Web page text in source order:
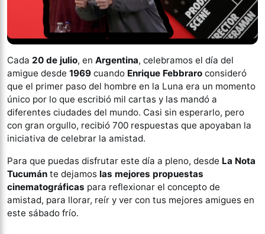
Cada 20 de julio, en Argentina, celebramos el día del
amigue desde 1969 cuando Enrique Febbraro consideró
que el primer paso del hombre en la Luna era un momento
único por lo que escribió mil cartas y las mandó a
diferentes ciudades del mundo. Casi sin esperarlo, pero
con gran orgullo, recibió 700 respuestas que apoyaban la
iniciativa de celebrar la amistad.
Para que puedas disfrutar este día a pleno, desde La Nota
Tucumán te dejamos las mejores propuestas
cinematográficas para reflexionar el concepto de
amistad, para llorar, reír y ver con tus mejores amigues en
este sábado frío.